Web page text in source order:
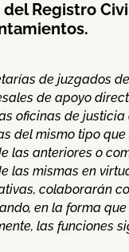
Registro
de juzgados
de apoyo
oficinas de justicia
del mismo tipo
las anteriores o
las mismas en
colaborarán
en la forma
las funciones